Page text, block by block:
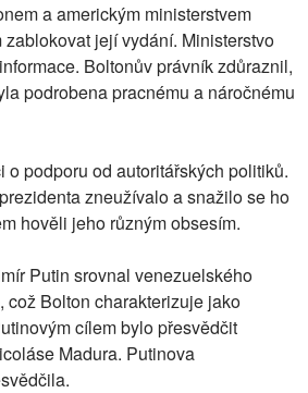
a americkým ministerstvem
její vydání. Ministerstvo
Boltonův právník zdůraznil,
podrobena pracnému a náročnému
podporu od autoritářských politiků.
zneužívalo a snažilo se ho
hověli jeho různým obsesím.
Putin srovnal venezuelského
Bolton charakterizuje jako
cílem bylo přesvědčit
Madura. Putinova